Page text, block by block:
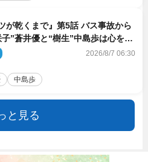
が乾くまで』第5話 バス事故から
”蒼井優と“樹生”中島歩は心を許
係に
2026/8/7 06:30
中島歩
と見る